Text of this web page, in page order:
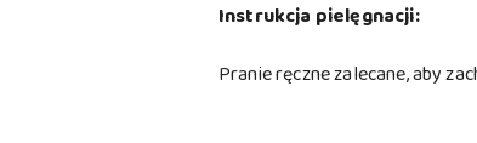
Instrukcja pielęgnacji:
Pranie ręczne zalecane, aby